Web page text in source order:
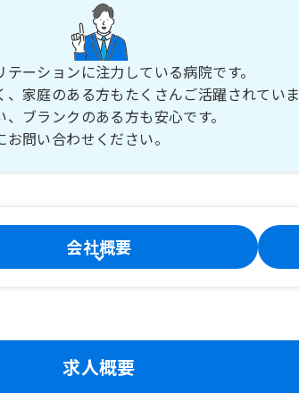
ーションに注力している病院です。
家庭のある方もたくさんご活躍されてい
ブランクのある方も安心です。
問い合わせください。
会社概要
求人概要